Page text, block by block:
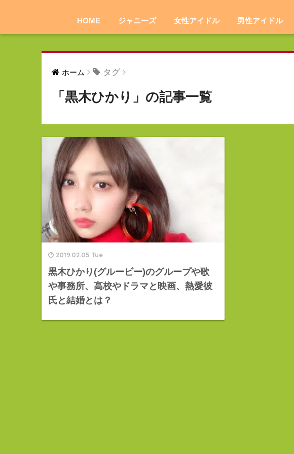
HOME ジャニーズ 女性アイドル 男性アイドル
ホーム タグ
「黒木ひかり」の記事一覧
2019.02.05 Tue
黒木ひかり(グルービー)のグループや歌
や事務所、高校やドラマと映画、熱愛彼
氏と結婚とは？